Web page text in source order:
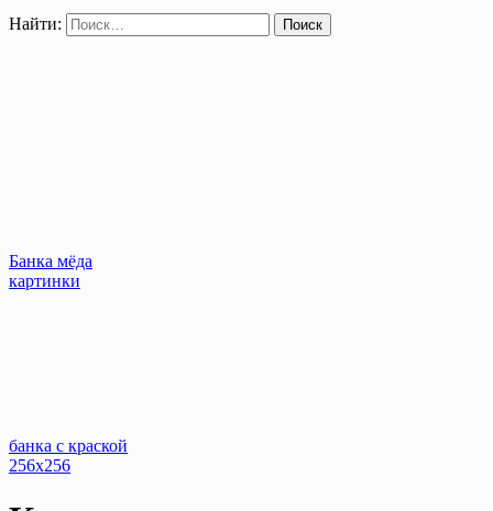
Найти:
Банка мёда
картинки
банка с краской
256x256